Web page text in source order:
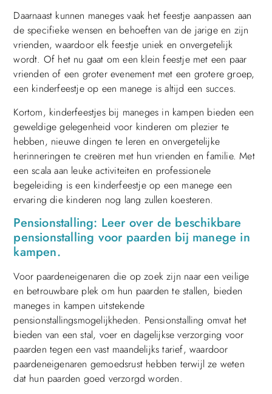
Daarnaast kunnen maneges vaak het feestje aanpassen aan
de specifieke wensen en behoeften van de jarige en zijn
vrienden, waardoor elk feestje uniek en onvergetelijk
wordt. Of het nu gaat om een ​​klein feestje met een paar
vrienden of een groter evenement met een grotere groep,
een kinderfeestje op een manege is altijd een succes.
Kortom, kinderfeestjes bij maneges in kampen bieden een
geweldige gelegenheid voor kinderen om plezier te
hebben, nieuwe dingen te leren en onvergetelijke
herinneringen te creëren met hun vrienden en familie. Met
een scala aan leuke activiteiten en professionele
begeleiding is een kinderfeestje op een manege een
ervaring die kinderen nog lang zullen koesteren.
Pensionstalling: Leer over de beschikbare
pensionstalling voor paarden bij manege in
kampen.
Voor paardeneigenaren die op zoek zijn naar een veilige
en betrouwbare plek om hun paarden te stallen, bieden
maneges in kampen uitstekende
pensionstallingsmogelijkheden. Pensionstalling omvat het
bieden van een stal, voer en dagelijkse verzorging voor
paarden tegen een vast maandelijks tarief, waardoor
paardeneigenaren gemoedsrust hebben terwijl ze weten
dat hun paarden goed verzorgd worden.